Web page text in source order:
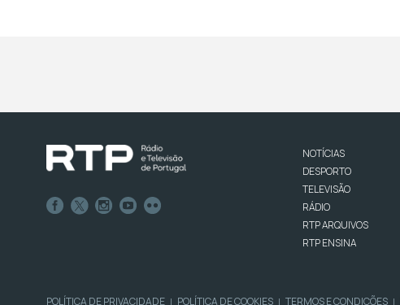
NOTÍCIAS
DESPORTO
TELEVISÃO
RÁDIO
RTP ARQUIVOS
RTP ENSINA
POLÍTICA DE PRIVACIDADE | POLÍTICA DE COOKIES | TERMOS E CONDIÇÕES |